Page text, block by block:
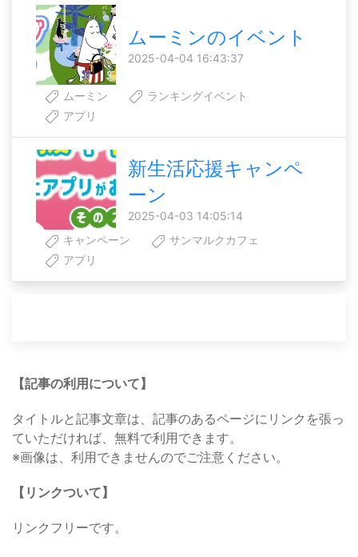
ムーミンのイベント
2025-04-04 16:43:37
ムーミン
ランキングイベント
アプリ
新生活応援キャンペ
ーン
2025-04-03 14:05:14
キャンペーン
サンマルクカフェ
アプリ
【記事の利用について】
タイトルと記事文章は、記事のあるページにリンクを張っ
ていただければ、無料で利用できます。
※画像は、利用できませんのでご注意ください。
【リンクついて】
リンクフリーです。